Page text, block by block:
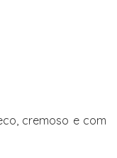
cremoso e com